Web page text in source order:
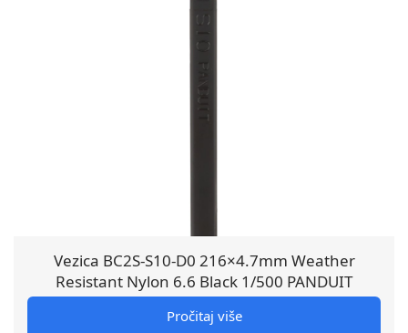
Vezica BC2S-S10-D0 216×4.7mm Weather
Resistant Nylon 6.6 Black 1/500 PANDUIT
Pročitaj više